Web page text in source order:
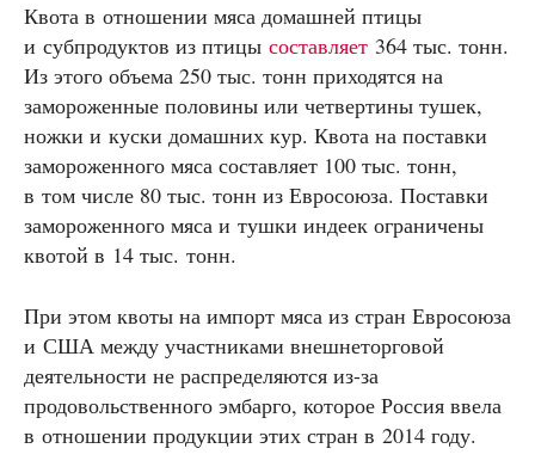
Квота в отношении мяса домашней птицы
и субпродуктов из птицы составляет 364 тыс. тонн.
Из этого объема 250 тыс. тонн приходятся на
замороженные половины или четвертины тушек,
ножки и куски домашних кур. Квота на поставки
замороженного мяса составляет 100 тыс. тонн,
в том числе 80 тыс. тонн из Евросоюза. Поставки
замороженного мяса и тушки индеек ограничены
квотой в 14 тыс. тонн.
При этом квоты на импорт мяса из стран Евросоюза
и США между участниками внешнеторговой
деятельности не распределяются из-за
продовольственного эмбарго, которое Россия ввела
в отношении продукции этих стран в 2014 году.